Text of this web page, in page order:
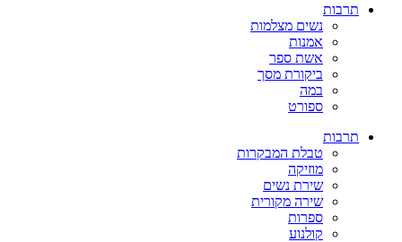
תרבות
נשים מצלמות
אמנות
אשת ספר
ביקורת מסך
במה
ספורט
תרבות
טבלת המבקרות
מוזיקה
שירת נשים
שירה מקורית
ספרות
קולנוע